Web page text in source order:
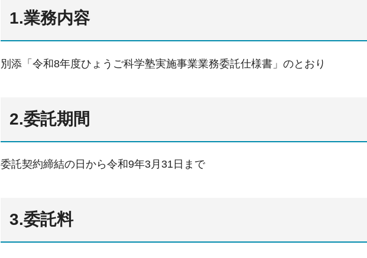
1.業務内容
別添「令和8年度ひょうご科学塾実施事業業務委託仕様書」のとおり
2.委託期間
委託契約締結の日から令和9年3月31日まで
3.委託料